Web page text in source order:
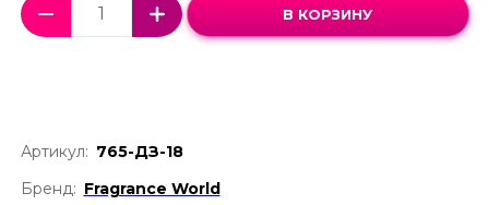
В КОРЗИНУ
Артикул: 765-ДЗ-18
Бренд: Fragrance World